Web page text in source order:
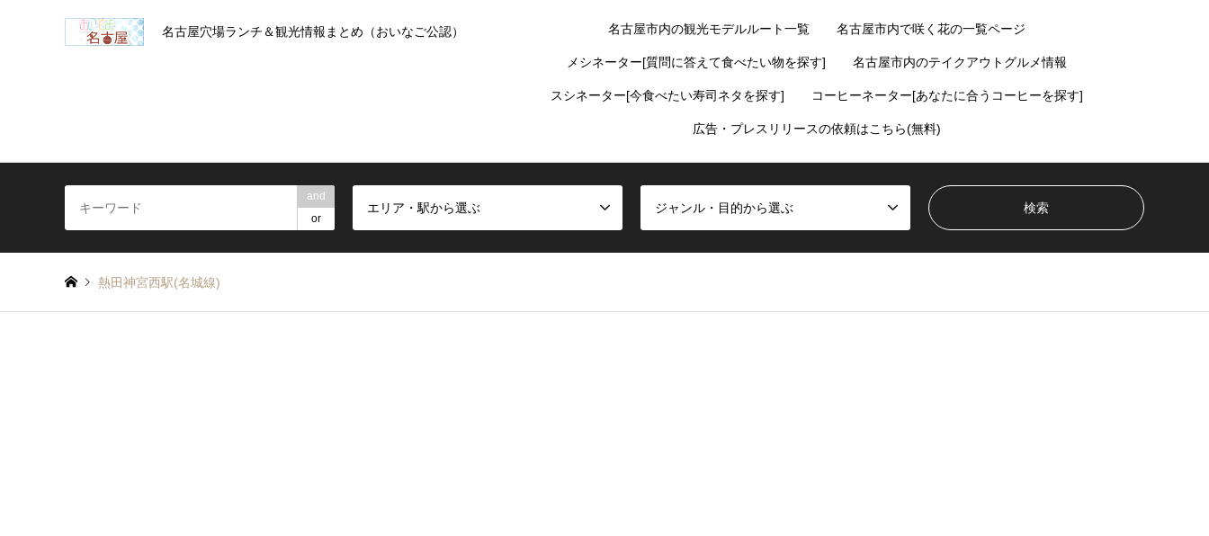
名古屋穴場ランチ＆観光情報まとめ（おいなご公認） 名古屋市内の観光モデルルート一覧 名古屋市内で咲く花の一覧ページ
メシネーター[質問に答えて食べたい物を探す] 名古屋市内のテイクアウトグルメ情報
スシネーター[今食べたい寿司ネタを探す] コーヒーネーター[あなたに合うコーヒーを探す]
広告・プレスリリースの依頼はこちら(無料)
and
or
エリア・駅から選ぶ ジャンル・目的から選ぶ
熱田神宮西駅(名城線)